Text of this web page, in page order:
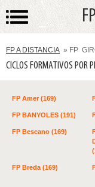
FP
FP A DISTANCIA » FP
CICLOS FORMATIVOS POR
FP Amer (169)
FP BANYOLES (191)
FP Bescano (169)
FP Breda (169)